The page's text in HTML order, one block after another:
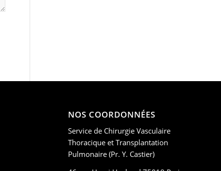
NOS COORDONNÉES
Service de Chirurgie Vasculaire
Thoracique et Transplantation
Pulmonaire (Pr. Y. Castier)